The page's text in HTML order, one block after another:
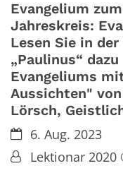
Evangelium
Jahreskreis:
Lesen Sie in
„Paulinus“
Evangeliums
Aussichten"
Lörsch,
Datum:6. Aug. 2023
Von:Lektionar